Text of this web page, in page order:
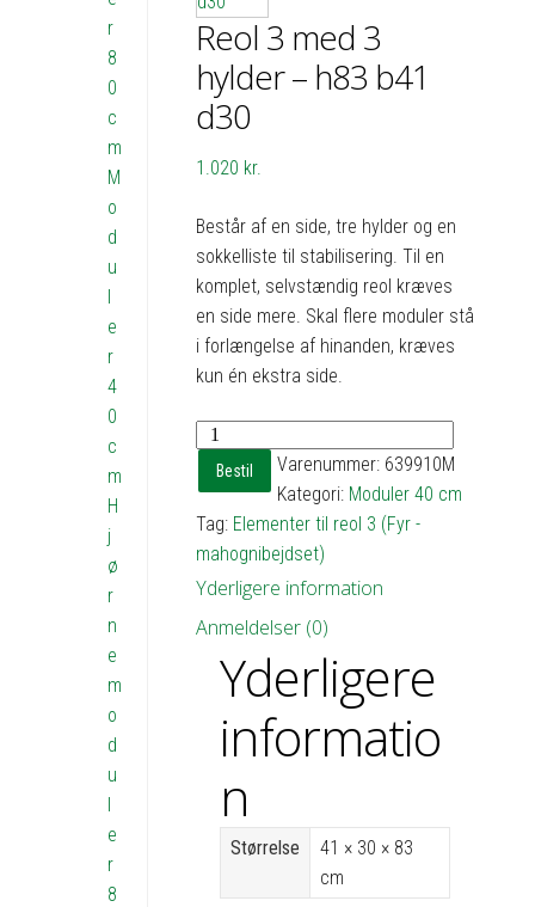
Reol 3 med 3
hylder – h83 b41
d30
1.020 kr.
Består af en side, tre hylder og en
sokkelliste til stabilisering. Til en
komplet, selvstændig reol kræves
en side mere. Skal flere moduler stå
i forlængelse af hinanden, kræves
kun én ekstra side.
Reol
med
3
hylder
-
b41
d30
Bestil Varenummer: 639910M
Kategori: Moduler 40 cm
Tag: Elementer til reol 3 (Fyr -
mahognibejdset)
Yderligere information
Anmeldelser (0)
Yderligere
informatio
n
Størrelse
41 × 30 × 83
cm
r
8
0
c
m
M
o
d
u
l
e
r
4
0
c
m
H
j
ø
r
n
e
m
o
d
u
l
e
r
8